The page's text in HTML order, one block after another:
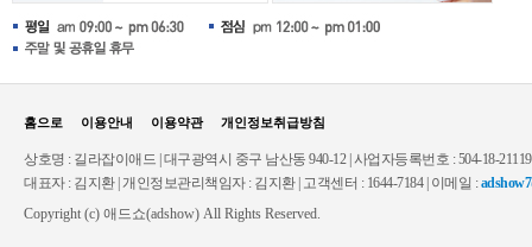
홈으로 이용안내 이용약관 개인정보취급방침
상호명 : 길라잡이애드 | 대구광역시 중구 남산동 940-12 | 사업자등록번호 : 504-18-
대표자 : 김지환 | 개인정보관리책임자 : 김지환 | 고객센터 : 1644-7184 | 이메일 :
Copyright (c) 애드쇼(adshow) All Rights Reserved.